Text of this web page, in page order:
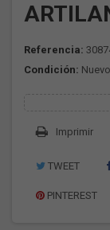
Referencia:
Condición: Nuevo
Imprimir
TWEET
PINTEREST